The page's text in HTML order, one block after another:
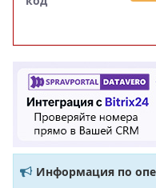
Информация по